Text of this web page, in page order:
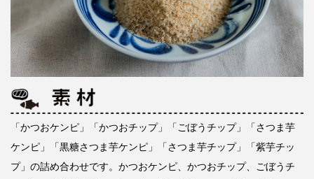
「かつおケンピ」「かつおチップ」「ごぼうチップ」「さつま芋
ケンピ」「黒糖さつま芋ケンピ」「さつま芋チップ」「紫芋チッ
プ」の詰め合わせです。かつおケンピ、かつおチップ、ごぼうチ